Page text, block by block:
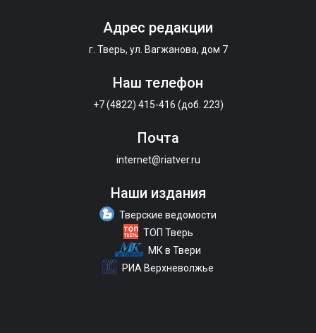
Адрес редакции
г. Тверь, ул. Вагжанова, дом 7
Наш телефон
+7 (4822) 415-416 (доб. 223)
Почта
internet@riatver.ru
Наши издания
Тверские ведомости
ТОП Тверь
МК в Твери
РИА Верхневолжье